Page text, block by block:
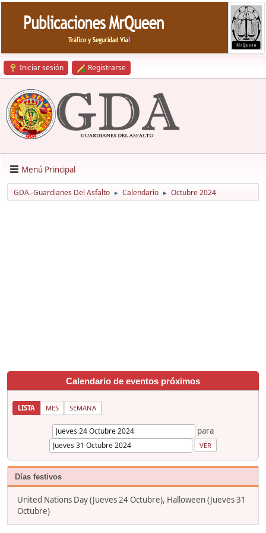
Iniciar sesión Registrarse
Menú Principal
GDA.-Guardianes Del Asfalto ► Calendario ► Octubre 2024
Calendario de eventos próximos
LISTA MES SEMANA
para
Días festivos
United Nations Day (Jueves 24 Octubre), Halloween (Jueves 31
Octubre)